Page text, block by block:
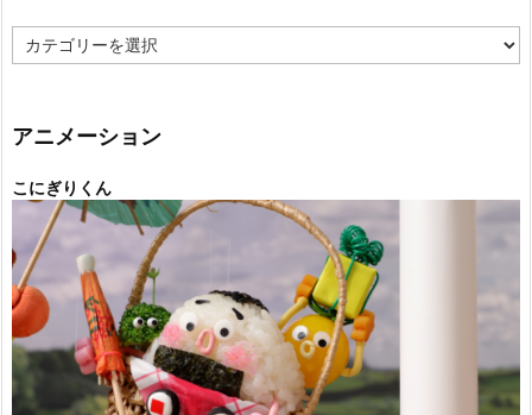
テ
ー
アニメーション
こにぎりくん